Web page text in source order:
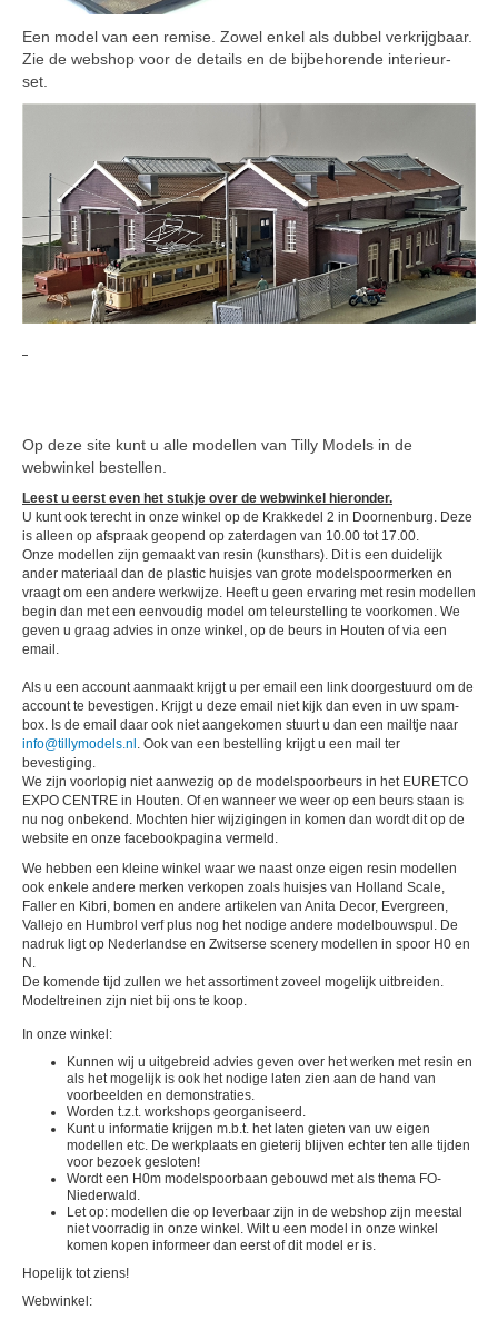
Een model van een remise. Zowel enkel als dubbel verkrijgbaar.
Zie de webshop voor de details en de bijbehorende interieur-
set.
Op deze site kunt u alle modellen van Tilly Models in de
webwinkel bestellen.
Leest u eerst even het stukje over de webwinkel hieronder.
U kunt ook terecht in onze winkel op de Krakkedel 2 in Doornenburg. Deze
is alleen op afspraak geopend op zaterdagen van 10.00 tot 17.00.
Onze modellen zijn gemaakt van resin (kunsthars). Dit is een duidelijk
ander materiaal dan de plastic huisjes van grote modelspoormerken en
vraagt om een andere werkwijze. Heeft u geen ervaring met resin modellen
begin dan met een eenvoudig model om teleurstelling te voorkomen. We
geven u graag advies in onze winkel, op de beurs in Houten of via een
email.
Als u een account aanmaakt krijgt u per email een link doorgestuurd om de
account te bevestigen. Krijgt u deze email niet kijk dan even in uw spam-
box. Is de email daar ook niet aangekomen stuurt u dan een mailtje naar
info@tillymodels.nl . Ook van een bestelling krijgt u een mail ter
bevestiging.
We zijn voorlopig niet aanwezig op de modelspoorbeurs in het EURETCO
EXPO CENTRE in Houten. Of en wanneer we weer op een beurs staan is
nu nog onbekend. Mochten hier wijzigingen in komen dan wordt dit op de
website en onze facebookpagina vermeld.
We hebben een kleine winkel waar we naast onze eigen resin modellen
ook enkele andere merken verkopen zoals huisjes van Holland Scale,
Faller en Kibri, bomen en andere artikelen van Anita Decor, Evergreen,
Vallejo en Humbrol verf plus nog het nodige andere modelbouwspul. De
nadruk ligt op Nederlandse en Zwitserse scenery modellen in spoor H0 en
N.
De komende tijd zullen we het assortiment zoveel mogelijk uitbreiden.
Modeltreinen zijn niet bij ons te koop.
In onze winkel:
Kunnen wij u uitgebreid advies geven over het werken met resin en
als het mogelijk is ook het nodige laten zien aan de hand van
voorbeelden en demonstraties.
Worden t.z.t. workshops georganiseerd.
Kunt u informatie krijgen m.b.t. het laten gieten van uw eigen
modellen etc. De werkplaats en gieterij blijven echter ten alle tijden
voor bezoek gesloten!
Wordt een H0m modelspoorbaan gebouwd met als thema FO-
Niederwald.
Let op: modellen die op leverbaar zijn in de webshop zijn meestal
niet voorradig in onze winkel. Wilt u een model in onze winkel
komen kopen informeer dan eerst of dit model er is.
Hopelijk tot ziens!
Webwinkel: